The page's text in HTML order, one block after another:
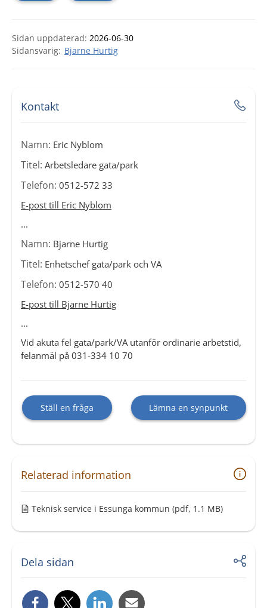
Sidan uppdaterad: 2026-06-30
Bjarne Hurtig
Kontakt
Namn: Eric Nyblom
Titel: Arbetsledare gata/park
Telefon: 0512-572 33
E-post till Eric Nyblom
...
Namn: Bjarne Hurtig
Titel: Enhetschef gata/park och VA
Telefon: 0512-570 40
E-post till Bjarne Hurtig
...
Vid akuta fel gata/park/VA utanför ordinarie arbetstid,
felanmäl på 031-334 10 70
Ställ en fråga Lämna en synpunkt
Relaterad information
Teknisk service i Essunga kommun (pdf, 1.1 MB)
Dela sidan